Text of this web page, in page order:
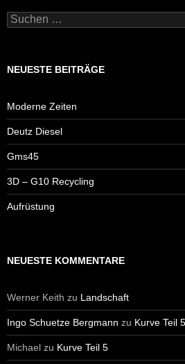
Suchen
nach:
NEUESTE BEITRÄGE
Moderne Zeiten
Deutz Diesel
Gms45
3D – G10 Recycling
Aufrüstung
NEUESTE KOMMENTARE
Werner Keith zu Landschaft
Ingo Schuetze Bergmann zu Kurve Teil 5
Michael zu Kurve Teil 5